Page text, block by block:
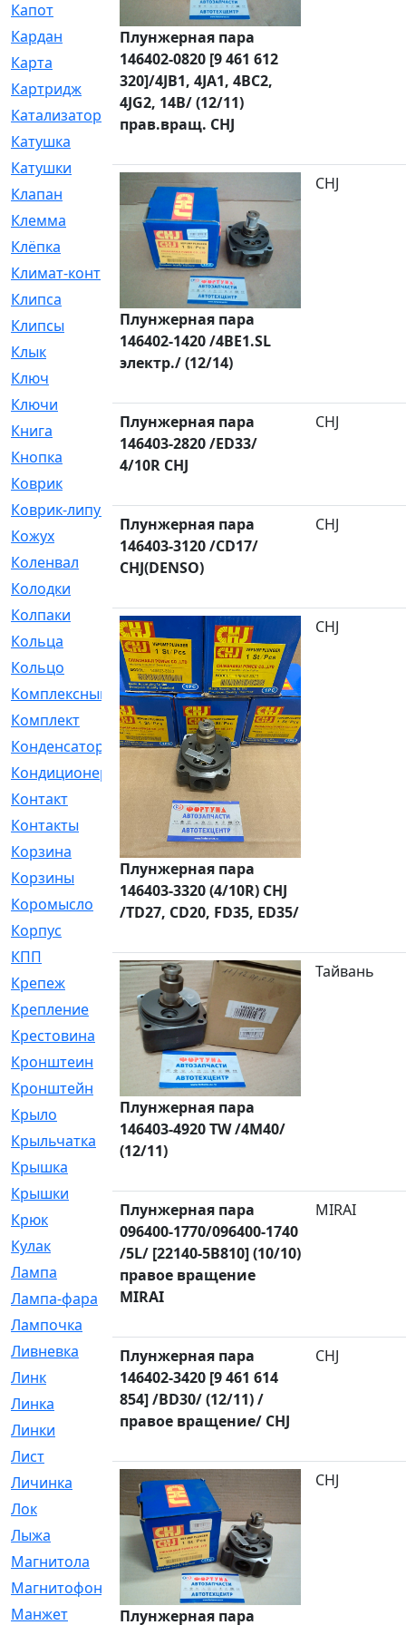
Капот
Кардан
[131]
Карта
[2]
Картридж
[250]
Катализатор
Катушка
Катушки
[291]
Клапан
[375]
Клемма
[5]
Клёпка
[2]
Климат-контроль
[3]
Клипса
[21]
Клипсы
[321]
Клык
[4]
Ключ
Ключи
[3]
Книга
[293]
Кнопка
[3]
Коврик
Коврик-липучка
[2]
Кожух
[4]
Коленвал
[38]
Колодки
Колпаки
[5]
Кольца
[1164]
Кольцо
[272]
Комплексный
[1]
Комплект
[196]
Конденсатор
[1]
Кондиционер
[2]
Контакт
[3]
Контакты
[4]
Корзина
[1]
Корзины
[159]
Коромысло
[6]
Корпус
КПП
[70]
Крепеж
[4]
Крепление
[23]
Крестовина
[309]
Кронштеин
[1]
Кронштейн
[59]
Крыло
[285]
Крыльчатка
[17]
Крышка
Крышки
[4]
Крюк
[1]
Кулак
[9]
Лампа
[128]
Лампа-фара
Лампочка
Ливневка
[66]
Линк
[3]
Линка
[64]
Линки
[913]
Лист
[144]
Личинка
[3]
Лок
[1]
Лыжа
[23]
Магнитола
[11]
Магнитофон
[1]
Манжет
[194]
Плунжерная пара
146402-0820 [9 461 612
320]/4JB1, 4JA1, 4BC2,
4JG2, 14B/ (12/11)
прав.вращ. CHJ
Плунжерная пара
146402-1420 /4BE1.SL
электр./ (12/14)
CHJ
Плунжерная пара
146403-2820 /ED33/
4/10R CHJ
CHJ
Плунжерная пара
146403-3120 /CD17/
CHJ(DENSO)
CHJ
Плунжерная пара
146403-3320 (4/10R) CHJ
/TD27, CD20, FD35, ED35/
CHJ
Плунжерная пара
146403-4920 TW /4M40/
(12/11)
Тайвань
Плунжерная пара
096400-1770/096400-1740
/5L/ [22140-5B810] (10/10)
правое вращение
MIRAI
MIRAI
Плунжерная пара
146402-3420 [9 461 614
854] /BD30/ (12/11) /
правое вращение/ CHJ
CHJ
Плунжерная пара
CHJ